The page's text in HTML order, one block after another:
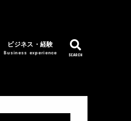
ビジネス・経験
Business experience SEARCH